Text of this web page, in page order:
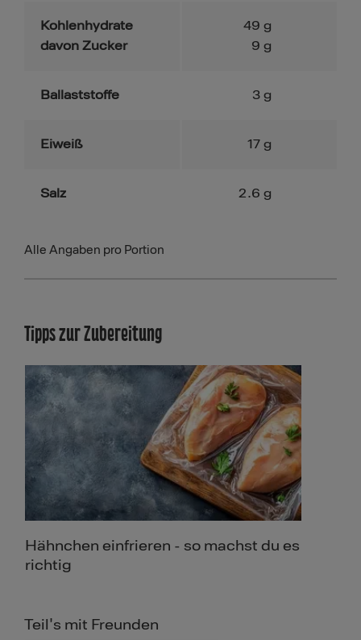
Kohlenhydrate
davon Zucker
49 g
9 g
Ballaststoffe 3 g
Eiweiß 17 g
Salz 2.6 g
Alle Angaben pro Portion
Tipps zur Zubereitung
Hähnchen einfrieren - so machst du es
richtig
Teil's mit Freunden